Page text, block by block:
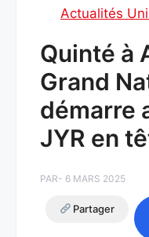
Actualités
Quinté à
Grand
démarre
JYR en
PAR- 6 MARS 2025
Partager